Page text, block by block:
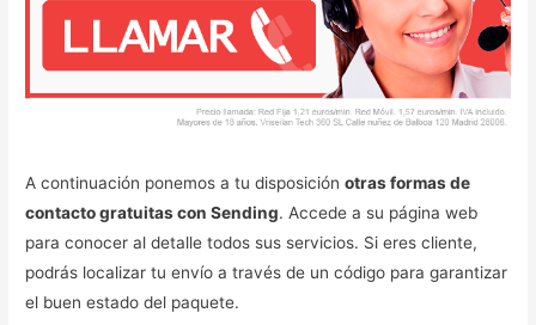
A continuación ponemos a tu disposiciónotras formas de
contacto gratuitas con Sending. Accede a su página web
para conocer al detalle todos sus servicios. Si eres cliente,
podrás localizar tu envío a través de un código para garantizar
el buen estado del paquete.